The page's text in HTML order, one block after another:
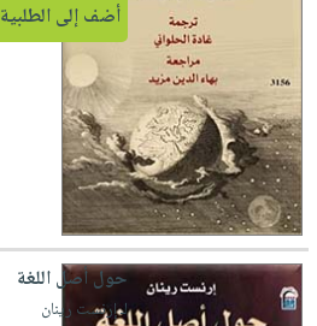
أضف إلى الطلبية
حول أصل اللغة
لـ إرنست رينان